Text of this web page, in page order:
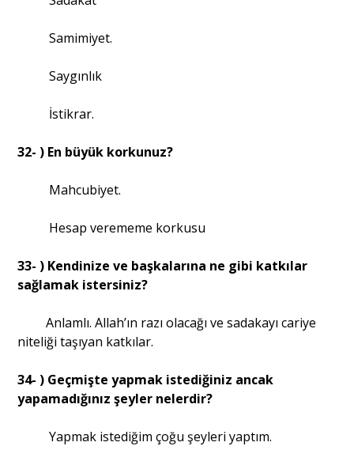
Samimiyet.
Saygınlık
İstikrar.
32- ) En büyük korkunuz?
Mahcubiyet.
Hesap verememe korkusu
33- ) Kendinize ve başkalarına ne gibi katkılar
sağlamak istersiniz?
Anlamlı. Allah’ın razı olacağı ve sadakayı cariye
niteliği taşıyan katkılar.
34- ) Geçmişte yapmak istediğiniz ancak
yapamadığınız şeyler nelerdir?
Yapmak istediğim çoğu şeyleri yaptım.